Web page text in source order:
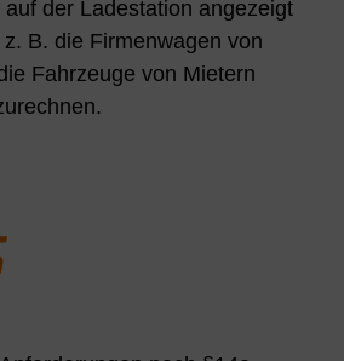
der Ladestation angezeigt
B. die Firmenwagen von
Fahrzeuge von Mietern